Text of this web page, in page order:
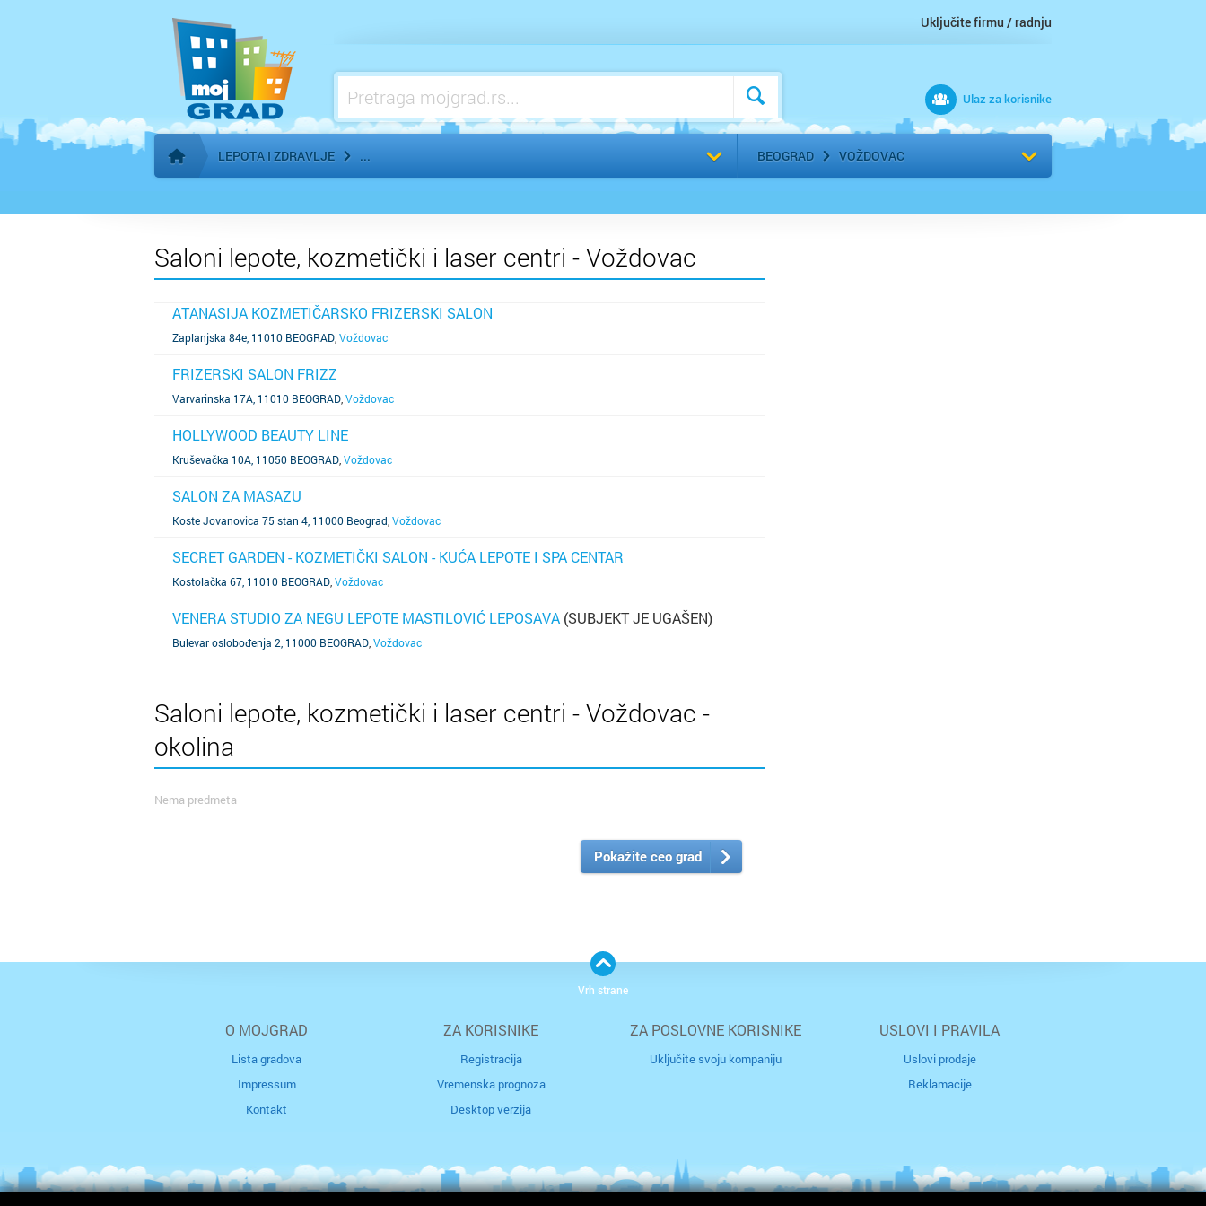
Uključite firmu / radnju
Ulaz za korisnike
Početna stranica
LEPOTA I ZDRAVLJE BEOGRAD VOŽDOVAC
Izaberite grad
Saloni lepote, kozmetički i laser centri - Voždovac
ATANASIJA KOZMETIČARSKO FRIZERSKI SALON
Zaplanjska 84e, 11010 BEOGRAD Voždovac
FRIZERSKI SALON FRIZZ
Varvarinska 17A, 11010 BEOGRAD Voždovac
HOLLYWOOD BEAUTY LINE
Kruševačka 10A, 11050 BEOGRAD Voždovac
SALON ZA MASAZU
Koste Jovanovica 75 stan 4, 11000 Beograd Voždovac
SECRET GARDEN - KOZMETIČKI SALON - KUĆA LEPOTE I SPA CENTAR
Kostolačka 67, 11010 BEOGRAD Voždovac
VENERA STUDIO ZA NEGU LEPOTE MASTILOVIĆ LEPOSAVA (SUBJEKT JE UGAŠEN)
Bulevar oslobođenja 2, 11000 BEOGRAD Voždovac
Saloni lepote, kozmetički i laser centri - Voždovac -
okolina
Nema predmeta
Pokažite ceo grad
O MOJGRAD
Lista gradova
Impressum
Kontakt
ZA KORISNIKE
Registracija
Vremenska prognoza
Desktop verzija
ZA POSLOVNE KORISNIKE
Uključite svoju kompaniju
USLOVI I PRAVILA
Uslovi prodaje
Reklamacije
Vrh strane